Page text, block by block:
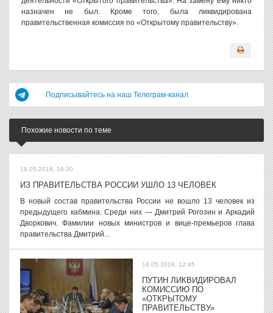
назначен не был. Кроме того, была ликвидирована
правительственная комиссия по «Открытому правительству».
Подписывайтесь на наш Телеграм-канал
Похожие новости по теме
18.05.2018, 16:30
ИЗ ПРАВИТЕЛЬСТВА РОССИИ УШЛО 13 ЧЕЛОВЕК
В новый состав правительства России не вошло 13 человек из
предыдущего кабмина. Среди них — Дмитрий Рогозин и Аркадий
Дворкович. Фамилии новых министров и вице-премьеров глава
правительства Дмитрий...
16.05.2018, 12:45
ПУТИН ЛИКВИДИРОВАЛ
КОМИССИЮ ПО
«ОТКРЫТОМУ
ПРАВИТЕЛЬСТВУ»